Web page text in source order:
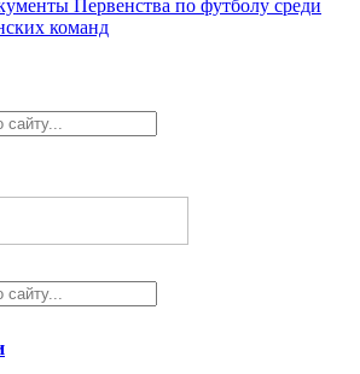
Первенства по футболу среди
команд